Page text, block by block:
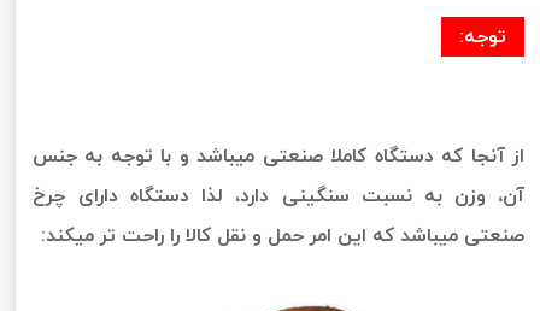
توجه:
از آنجا که دستگاه کاملا صنعتی میباشد و با توجه به جنس
آن، وزن به نسبت سنگینی دارد، لذا دستگاه دارای چرخ
صنعتی میباشد که این امر حمل و نقل کالا را راحت تر میکند: